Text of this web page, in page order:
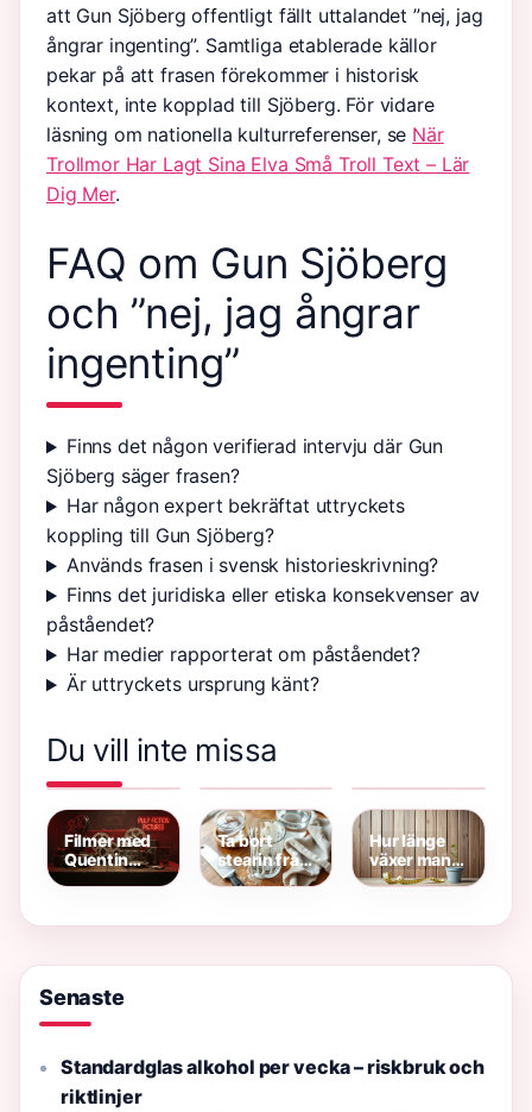
att Gun Sjöberg offentligt fällt uttalandet ”nej, jag
ångrar ingenting”. Samtliga etablerade källor
pekar på att frasen förekommer i historisk
kontext, inte kopplad till Sjöberg. För vidare
läsning om nationella kulturreferenser, se När
Trollmor Har Lagt Sina Elva Små Troll Text – Lär
Dig Mer.
FAQ om Gun Sjöberg
och ”nej, jag ångrar
ingenting”
Finns det någon verifierad intervju där Gun
Sjöberg säger frasen?
Har någon expert bekräftat uttryckets
koppling till Gun Sjöberg?
Används frasen i svensk historieskrivning?
Finns det juridiska eller etiska konsekvenser av
påståendet?
Har medier rapporterat om påståendet?
Är uttryckets ursprung känt?
Du vill inte missa
Sandvikens
kommun
lediga jobb –
källor
Saftig lax i
ugn – recept
– streama
gratis
Filmer med
Quentin
Tarantino –
Ta bort
stearin från
glas – 5
Hur länge
växer man
som kille? –
Senaste
Standardglas alkohol per vecka – riskbruk och
riktlinjer